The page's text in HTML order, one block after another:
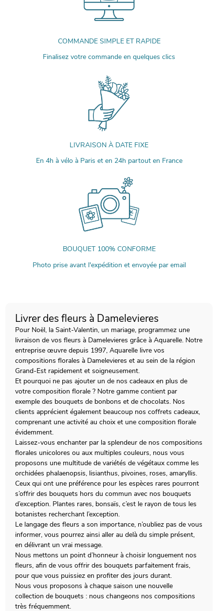
COMMANDE SIMPLE ET RAPIDE
Finalisez votre commande en quelques clics
LIVRAISON À DATE FIXE
En 4h à vélo à Paris et en 24h partout en France
BOUQUET 100% CONFORME
Photo prise avant l'expédition et envoyée par email
Livrer des fleurs à Damelevieres
Pour Noël, la Saint-Valentin, un mariage, programmez une
livraison de vos fleurs à Damelevieres grâce à Aquarelle. Notre
entreprise œuvre depuis 1997, Aquarelle livre vos
compositions florales à Damelevieres et au sein de la région
Grand-Est rapidement et soigneusement.
Et pourquoi ne pas ajouter un de nos cadeaux en plus de
votre composition florale ? Notre gamme contient par
exemple des bouquets de bonbons et de chocolats. Nos
clients apprécient également beaucoup nos coffrets cadeaux,
comprenant une activité au choix et une composition florale
évidemment.
Laissez-vous enchanter par la splendeur de nos compositions
florales unicolores ou aux multiples couleurs, nous vous
proposons une multitude de variétés de végétaux comme les
orchidées phalaenopsis, lisianthus, pivoines, roses, amaryllis.
Ceux qui ont une préférence pour les espèces rares pourront
s’offrir des bouquets hors du commun avec nos bouquets
d’exception. Plantes rares, bonsaïs, c’est le rayon de tous les
botanistes recherchant l’exception.
Le langage des fleurs a son importance, n’oubliez pas de vous
informer, vous pourrez ainsi aller au delà du simple présent,
en délivrant un vrai message.
Nous mettons un point d’honneur à choisir longuement nos
fleurs, afin de vous offrir des bouquets parfaitement frais,
pour que vous puissiez en profiter des jours durant.
Nous vous proposons à chaque saison une nouvelle
collection de bouquets : nous changeons nos compositions
très fréquemment.